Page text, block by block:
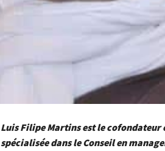
Luis Filipe Martins est le cofondateur
spécialisée dans le Conseil en